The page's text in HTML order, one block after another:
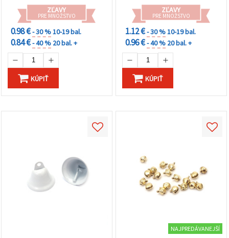
ZĽAVY
PRE MNOŽSTVO
0.98 €- 30 %10-19 bal.
0.84 €- 40 % 20 bal. +
KÚPIŤ
ZĽAVY
PRE MNOŽSTVO
1.12 €- 30 %10-19 bal.
0.96 €- 40 % 20 bal. +
KÚPIŤ
NAJPREDÁVANEJŠÍ